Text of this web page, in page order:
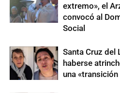
extremo», el
convocó al
Social
Santa Cruz del
haberse
una